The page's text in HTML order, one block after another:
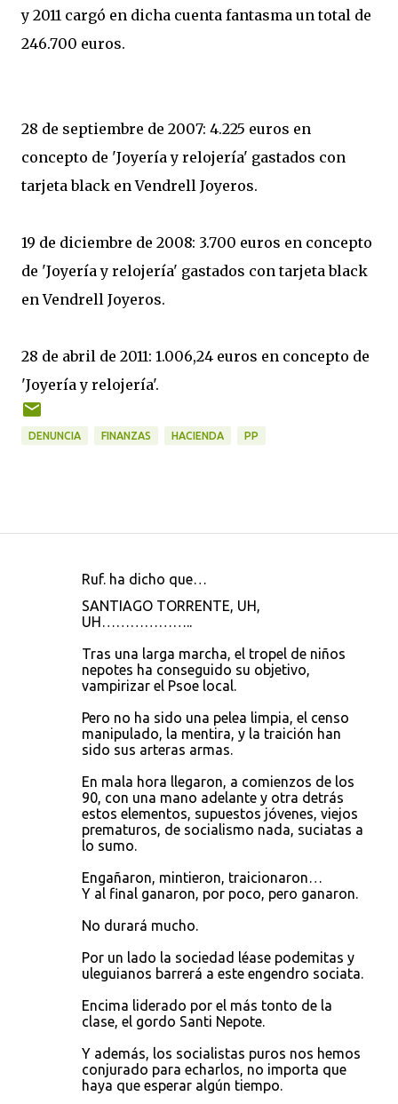
y 2011 cargó en dicha cuenta fantasma un total de
246.700 euros.
28 de septiembre de 2007: 4.225 euros en
concepto de 'Joyería y relojería' gastados con
tarjeta black en Vendrell Joyeros.
19 de diciembre de 2008: 3.700 euros en concepto
de 'Joyería y relojería' gastados con tarjeta black
en Vendrell Joyeros.
28 de abril de 2011: 1.006,24 euros en concepto de
'Joyería y relojería'.
DENUNCIA FINANZAS HACIENDA PP
Ruf. ha dicho que…
SANTIAGO TORRENTE, UH,
UH………………..
Tras una larga marcha, el tropel de niños
nepotes ha conseguido su objetivo,
vampirizar el Psoe local.
Pero no ha sido una pelea limpia, el censo
manipulado, la mentira, y la traición han
sido sus arteras armas.
En mala hora llegaron, a comienzos de los
90, con una mano adelante y otra detrás
estos elementos, supuestos jóvenes, viejos
prematuros, de socialismo nada, suciatas a
lo sumo.
Engañaron, mintieron, traicionaron…
Y al final ganaron, por poco, pero ganaron.
No durará mucho.
Por un lado la sociedad léase podemitas y
uleguianos barrerá a este engendro sociata.
Encima liderado por el más tonto de la
clase, el gordo Santi Nepote.
Y además, los socialistas puros nos hemos
conjurado para echarlos, no importa que
haya que esperar algún tiempo.